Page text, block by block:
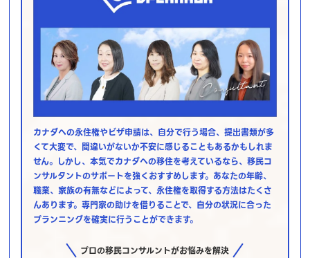
カナダへの永住権やビザ申請は、自分で行う場合、提出書類が多
くて大変で、間違いがないか不安に感じることもあるかもしれま
せん。しかし、本気でカナダへの移住を考えているなら、移民コ
ンサルタントのサポートを強くおすすめします。あなたの年齢、
職業、家族の有無などによって、永住権を取得する方法はたくさ
んあります。専門家の助けを借りることで、自分の状況に合った
プランニングを確実に行うことができます。
プロの移民コンサルントがお悩みを解決